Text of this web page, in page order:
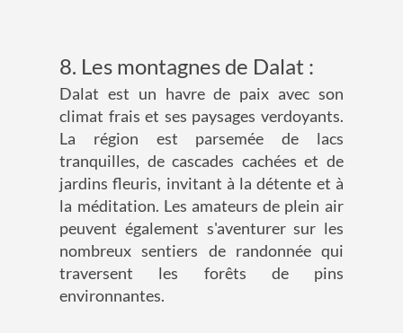
8. Les montagnes de Dalat :
Dalat est un havre de paix avec son
climat frais et ses paysages verdoyants.
La région est parsemée de lacs
tranquilles, de cascades cachées et de
jardins fleuris, invitant à la détente et à
la méditation. Les amateurs de plein air
peuvent également s'aventurer sur les
nombreux sentiers de randonnée qui
traversent les forêts de pins
environnantes.